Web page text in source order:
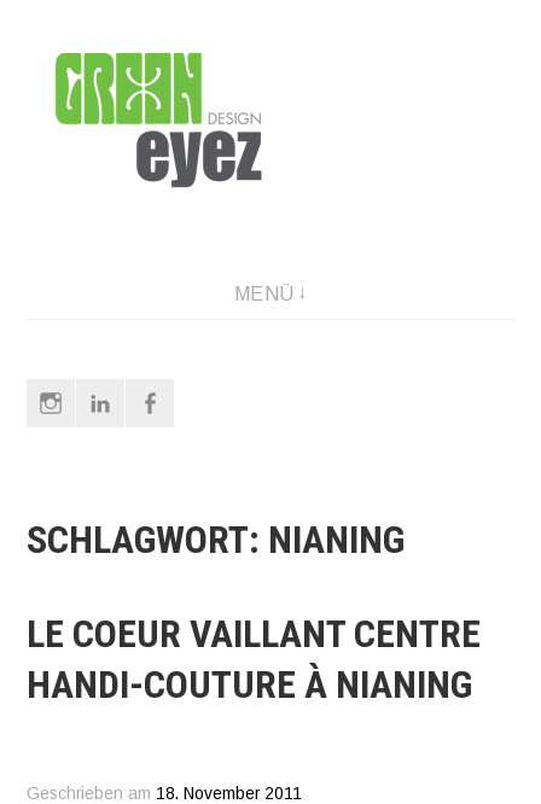
zum
Inhalt
graphic design & photography
MENÜ
InstagramLinkedIn
SCHLAGWORT: NIANING
LE COEUR VAILLANT CENTRE
HANDI-COUTURE À NIANING
Geschrieben am 18. November 2011